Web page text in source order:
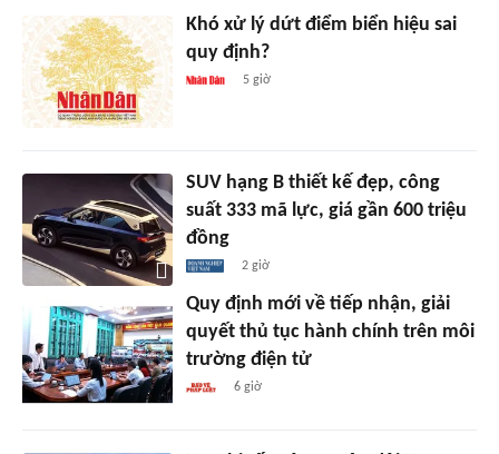
Khó xử lý dứt điểm biển hiệu sai
quy định?
5 giờ
SUV hạng B thiết kế đẹp, công
suất 333 mã lực, giá gần 600 triệu
đồng
2 giờ
Quy định mới về tiếp nhận, giải
quyết thủ tục hành chính trên môi
trường điện tử
6 giờ